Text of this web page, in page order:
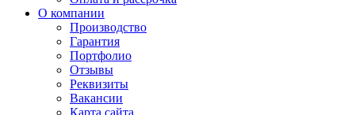
О компании
Производство
Гарантия
Портфолио
Отзывы
Реквизиты
Вакансии
Карта сайта